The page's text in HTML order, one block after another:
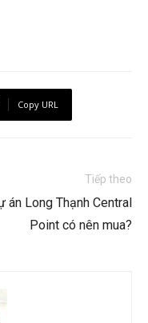
Copy URL
Tiếp theo
án Long Thạnh Central
Point có nên mua?